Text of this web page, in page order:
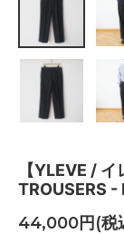
【YLEVE /
TROUSERS -
44,000円(税